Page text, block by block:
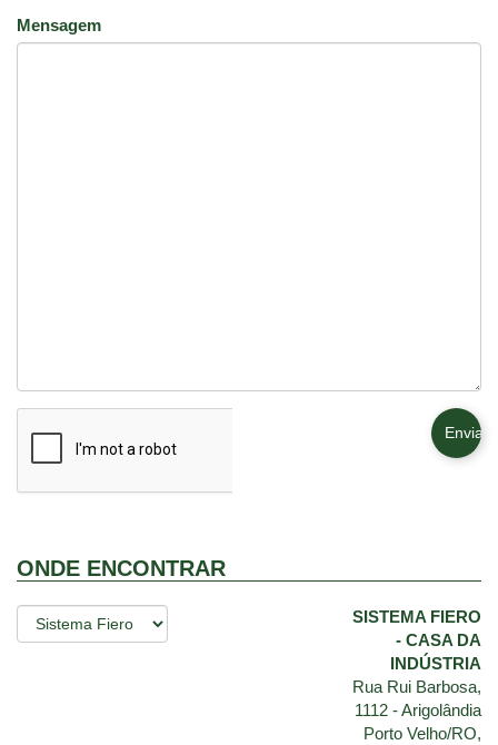
Mensagem
Enviar
ONDE ENCONTRAR
SISTEMA FIERO
- CASA DA
INDÚSTRIA
Rua Rui Barbosa,
1112 - Arigolândia
Porto Velho/RO,